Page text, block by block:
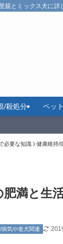
親とミックス犬に詳
/殺処分 ペッ
必要な知識 健康維持/
肥満と生
病気や老犬関連